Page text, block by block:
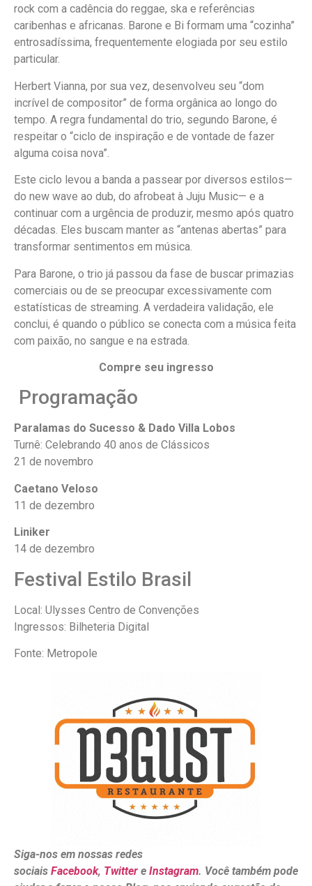
rock com a cadência do reggae, ska e referências
caribenhas e africanas. Barone e Bi formam uma “cozinha”
entrosadíssima, frequentemente elogiada por seu estilo
particular.
Herbert Vianna, por sua vez, desenvolveu seu “dom
incrível de compositor” de forma orgânica ao longo do
tempo. A regra fundamental do trio, segundo Barone, é
respeitar o “ciclo de inspiração e de vontade de fazer
alguma coisa nova”.
Este ciclo levou a banda a passear por diversos estilos—
do new wave ao dub, do afrobeat à Juju Music— e a
continuar com a urgência de produzir, mesmo após quatro
décadas. Eles buscam manter as “antenas abertas” para
transformar sentimentos em música.
Para Barone, o trio já passou da fase de buscar primazias
comerciais ou de se preocupar excessivamente com
estatísticas de streaming. A verdadeira validação, ele
conclui, é quando o público se conecta com a música feita
com paixão, no sangue e na estrada.
Compre seu ingresso
Programação
Paralamas do Sucesso & Dado Villa Lobos
Turnê: Celebrando 40 anos de Clássicos
21 de novembro
Caetano Veloso
11 de dezembro
Liniker
14 de dezembro
Festival Estilo Brasil
Local: Ulysses Centro de Convenções
Ingressos: Bilheteria Digital
Fonte: Metropole
Siga-nos em nossas redes
sociais Facebook, Twitter e Instagram. Você também pode